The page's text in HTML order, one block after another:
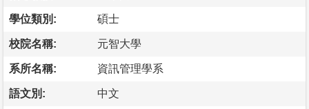
學位類別: 碩士
校院名稱: 元智大學
系所名稱: 資訊管理學系
語文別: 中文